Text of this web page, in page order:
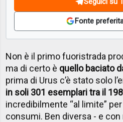
Fonte
Non è il primo fuoristrada
ma di certo è quello baciato
prima di Urus c’è stato solo
in soli 301 esemplari tra il
incredibilmente “al limite”
consumi. Ben diversa - e